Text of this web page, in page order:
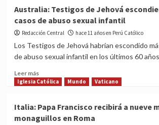
a
la
monja
que
predica
a
y
Australia: Testigos de Jehová
casos de abuso sexual infantil
Redacción Central hace 11 años en Perú Católico
Los Testigos de Jehová habrían escondido
de abuso sexual infantil en los últimos 60
Leer másRead
more
Testigos
de
Iglesia Católica Mundo Vaticano
Italia: Papa Francisco recibirá a nueve
monaguillos en Roma